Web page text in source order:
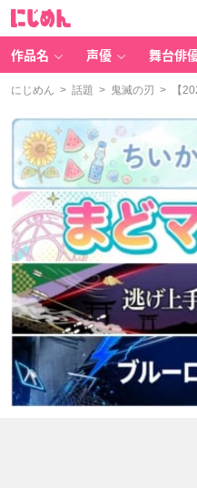
作品名 声優 舞台俳
にじめん > 話題 > 鬼滅の刃 > 【